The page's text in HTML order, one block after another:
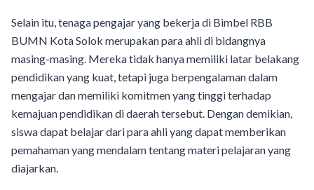
Selain itu, tenaga pengajar yang bekerja di Bimbel RBB
BUMN Kota Solok merupakan para ahli di bidangnya
masing-masing. Mereka tidak hanya memiliki latar belakang
pendidikan yang kuat, tetapi juga berpengalaman dalam
mengajar dan memiliki komitmen yang tinggi terhadap
kemajuan pendidikan di daerah tersebut. Dengan demikian,
siswa dapat belajar dari para ahli yang dapat memberikan
pemahaman yang mendalam tentang materi pelajaran yang
diajarkan.